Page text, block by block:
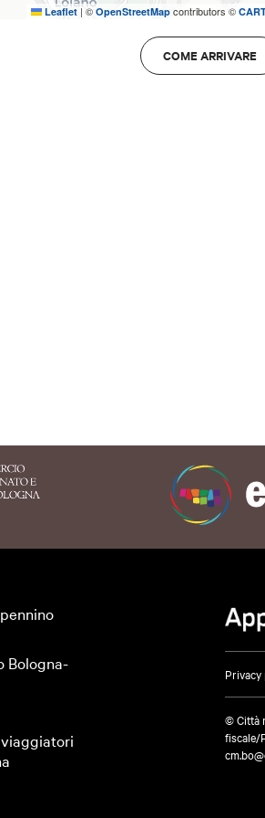
verso tutti,
Leaflet |©OpenStreetMapcontributors ©
COME ARRIVARE
Bologna-
© Città
fiscale/